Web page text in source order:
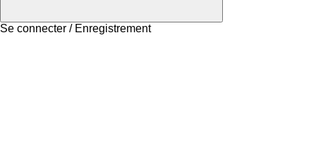
Se connecter / Enregistrement